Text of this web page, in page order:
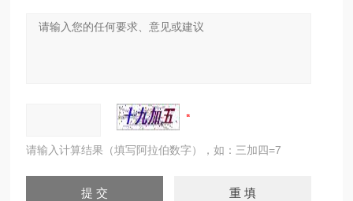
请输入计算结果（填写阿拉伯数字），如：三加四=7